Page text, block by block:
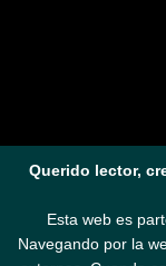
Querido lector,
Esta web es
Navegando por la